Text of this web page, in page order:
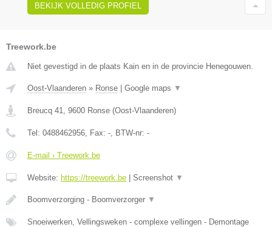
BEKIJK VOLLEDIG PROFIEL
Treework.be
Niet gevestigd in de plaats Kain en in de provincie Henegouwen.
Oost-Vlaanderen » Ronse Google maps ▼
Breucq 41 9600 Ronse (Oost-Vlaanderen)
Tel: 0488462956 , Fax: - , BTW-nr: -
E-mail › Treework.be
Website: https://treework.be Screenshot ▼
Boomverzorging - Boomverzorger ▼
Snoeiwerken, Vellingsweken - complexe vellingen - Demontage